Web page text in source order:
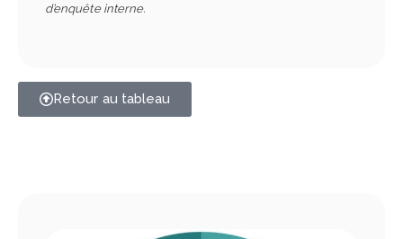
d’enquête interne.
Retour au tableau